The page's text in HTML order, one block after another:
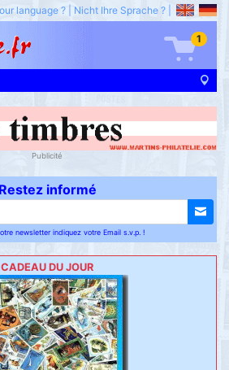
language ? Nicht Ihre Sprache ?
1
Publicité
Restez informé
newsletter indiquez votre Email s.v.p. !
CADEAU DU JOUR